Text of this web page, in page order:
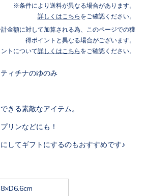
条件により送料が異なる場合があります。
詳しくはこちら をご確認ください。
金額に対して加算される為、このページでの獲
得ポイントと異なる場合がございます。
ントについて詳しくはこちら をご確認ください。
ィチナのゆのみ
きる素敵なアイテム。
リンなどにも！
してギフトにするのもおすすめです♪